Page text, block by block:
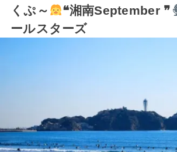
くぷ～
❝湘南September ❞
ールスターズ